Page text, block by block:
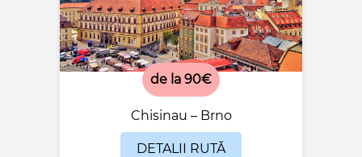
de la 90€
Chisinau – Brno
DETALII RUTĂ